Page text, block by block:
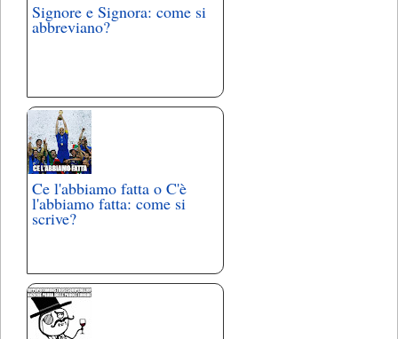
Signore e Signora: come si
abbreviano?
Ce l'abbiamo fatta o C'è
l'abbiamo fatta: come si
scrive?